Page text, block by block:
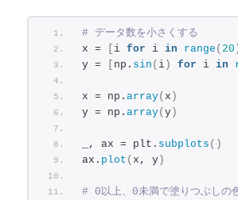
# データ数を小さくする
x =
[ i for i in range ( 20
y =
[ np. sin ( i) for i in
x = np.array( x )
y = np.array(y)
_, ax = plt. subplots ()
ax. plot ( x, y)
# 0以上、0未満で塗りつぶしの